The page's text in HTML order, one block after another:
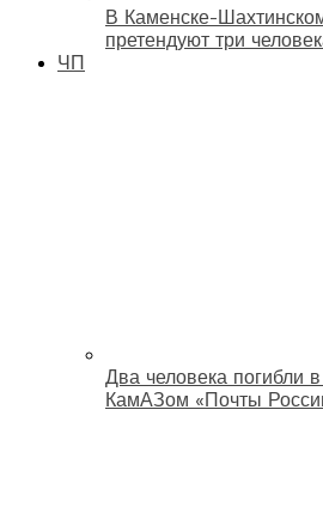
В Каменске-
претендуют три
ЧП
Два человека погибли
КамАЗом «Почты